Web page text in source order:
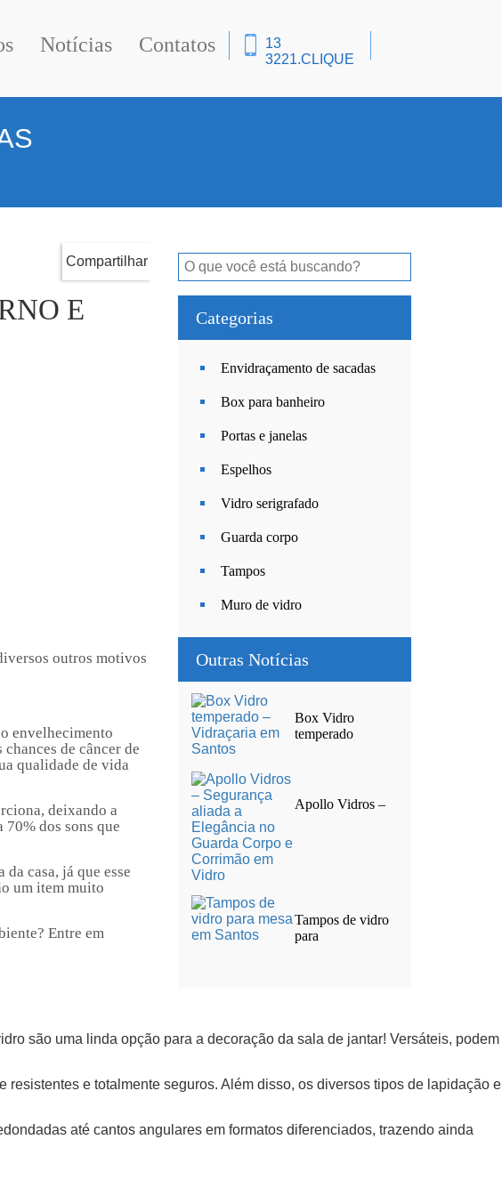
Notícias Contatos
13
3221.CLIQUE
Compartilhar
E
outros motivos
envelhecimento
de câncer de
qualidade de vida
deixando a
dos sons que
casa, já que esse
um item muito
Entre em
Categorias
Envidraçamento de sacadas
Box para banheiro
Portas e janelas
Espelhos
Vidro serigrafado
Guarda corpo
Tampos
Muro de vidro
Outras Notícias
Box Vidro
temperado
Apollo Vidros –
Tampos de vidro
para
são uma linda opção para a decoração da sala de jantar! Versáteis, podem
e totalmente seguros. Além disso, os diversos tipos de lapidação e
até cantos angulares em formatos diferenciados, trazendo ainda